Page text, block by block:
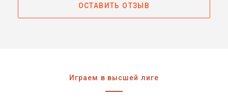
ОСТАВИТЬ ОТЗЫВ
Играем в высшей лиге